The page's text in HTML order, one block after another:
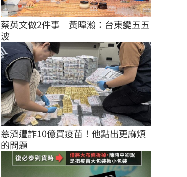
蔡英文做2件事　黃暐瀚：台東變五五
波
慈濟遭詐10億買疫苗！他點出更麻煩
的問題